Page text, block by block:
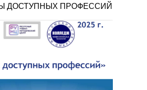
ДОСТУПНЫХ ПРОФЕССИЙ